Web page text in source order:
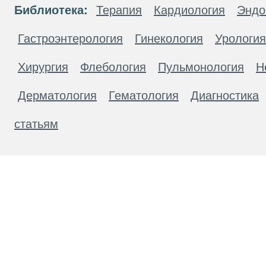
Библиотека: Терапия Кардиология
Гастроэнтерология Гинекология Урология
Хирургия Флебология Пульмонология
Дерматология Гематология Диагностика
статьям